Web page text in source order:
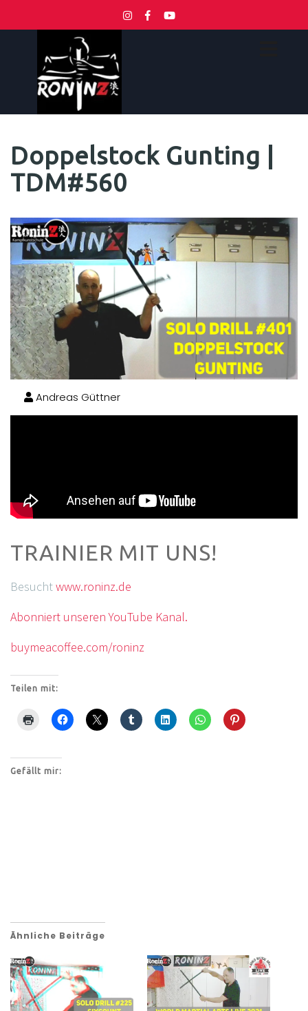
Doppelstock Gunting |
TDM#560
Andreas Güttner
TRAINIER MIT UNS!
Besuchtwww.roninz.de
Abonniert unseren YouTube Kanal.
buymeacoffee.com/roninz
Teilen mit:
Gefällt mir:
Ähnliche Beiträge